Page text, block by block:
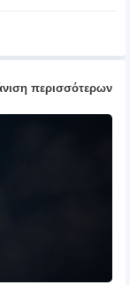
περισσότερων